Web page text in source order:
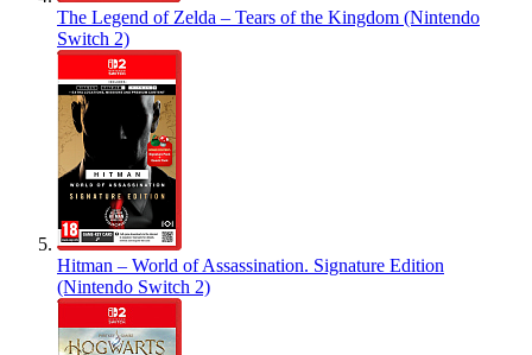
The Legend of Zelda – Tears of the Kingdom (Nintendo
Switch 2)
Hitman – World of Assassination. Signature Edition
(Nintendo Switch 2)